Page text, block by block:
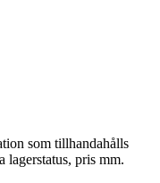
som tillhandahålls
lagerstatus, pris mm.